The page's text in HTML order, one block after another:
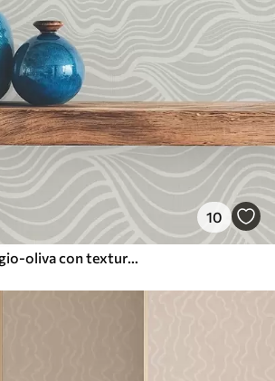
10
Onde su sfondo grigio-oliva con texture tessuto